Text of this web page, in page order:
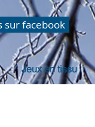
sur facebook
Jeux en tissu